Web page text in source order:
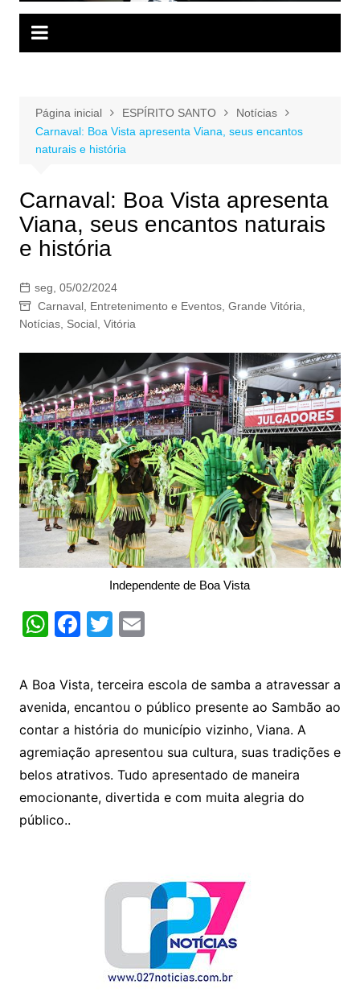
Página inicial ESPÍRITO SANTO
Notícias
Carnaval: Boa Vista apresenta Viana, seus encantos
naturais e história
Carnaval: Boa Vista apresenta
Viana, seus encantos naturais
e história
seg, 05/02/2024
Carnaval, Entretenimento e Eventos, Grande Vitória
Notícias, Social, Vitória
Independente de Boa Vista
W
at
s
A
p
p
F
c
e
b
o
o
k
T
itt
er
E
ai
l
A Boa Vista, terceira escola de samba a atravessar a
avenida, encantou o público presente ao Sambão ao
contar a história do município vizinho, Viana. A
agremiação apresentou sua cultura, suas tradições e
belos atrativos. Tudo apresentado de maneira
emocionante, divertida e com muita alegria do
público..